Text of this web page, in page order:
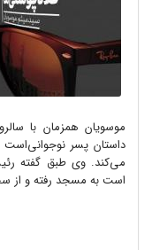
موسویان همزمان با
داستان پسر نوجوانی‌ا‌ست
می‌کند. وی طبق گفته‌
است به مسجد رفته و از